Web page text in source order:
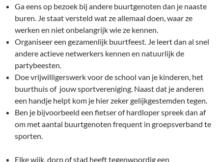
Ga eens op bezoek bij andere buurtgenoten dan je naaste
buren. Je staat versteld wat ze allemaal doen, waar ze
werken en niet onbelangrijk wie ze kennen.
Organiseer een gezamenlijk buurtfeest. Je leert dan al snel
andere actieve netwerkers kennen en natuurlijk de
partybeesten.
Doe vrijwilligerswerk voor de school van je kinderen, het
buurthuis of jouw sportvereniging. Naast dat je anderen
een handje helpt kom je hier zeker gelijkgestemden tegen.
Ben je bijvoorbeeld een fietser of hardloper spreek dan af
om met aantal buurtgenoten frequent in groepsverband te
sporten.
Elke wijk, dorp of stad heeft tegenwoordig een